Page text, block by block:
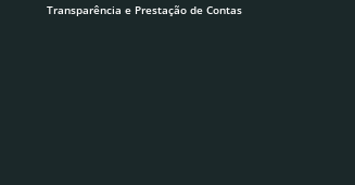
Transparência e Prestação de Contas